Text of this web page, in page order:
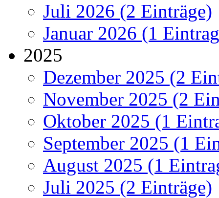
Juli 2026 (2 Einträge)
Januar 2026 (1
2025
Dezember 2025 (2
November 2025 (2
Oktober 2025 (1
September 2025 (1
August 2025 (1
Juli 2025 (2 Einträge)